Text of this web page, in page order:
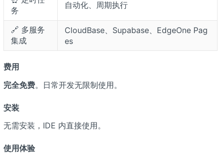
务
自动化、周期执行
🔗 多服务
集成
CloudBase、Supabase、EdgeOne Pag
es
费用
完全免费。日常开发无限制使用。
安装
无需安装，IDE 内直接使用。
使用体验